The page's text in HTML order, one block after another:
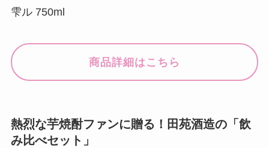
雫ル 750ml
商品詳細はこちら
熱烈な芋焼酎ファンに贈る！田苑酒造の「飲
み比べセット」